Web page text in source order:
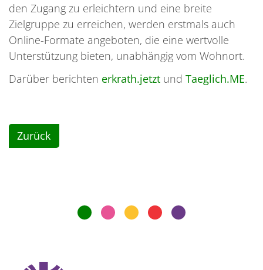
den Zugang zu erleichtern und eine breite
Zielgruppe zu erreichen, werden erstmals auch
Online-Formate angeboten, die eine wertvolle
Unterstützung bieten, unabhängig vom Wohnort.
Darüber berichten erkrath.jetzt und Taeglich.ME.
Zurück